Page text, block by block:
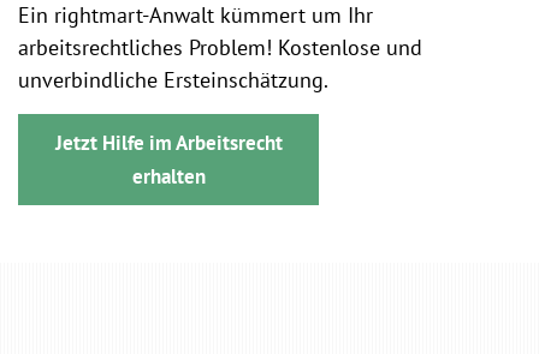
Ein rightmart-Anwalt kümmert um Ihr
arbeitsrechtliches Problem! Kostenlose und
unverbindliche Ersteinschätzung.
Jetzt Hilfe im Arbeitsrecht
erhalten